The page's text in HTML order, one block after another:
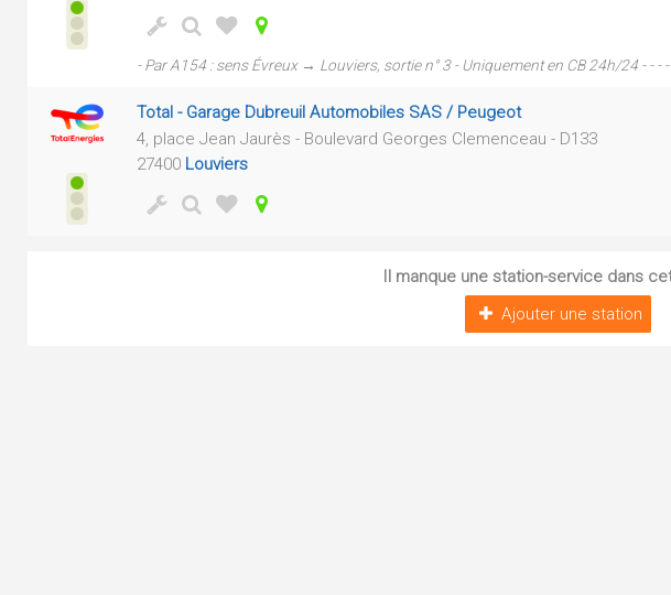
- Par A154 : sens Évreux → Louviers, sortie n° 3 - Uniquement en CB 24h/24 - - - -
Total - Garage Dubreuil Automobiles SAS / Peugeot
4, place Jean Jaurès - Boulevard Georges Clemenceau - D133
27400 Louviers
Il manque une station-service dans
Ajouter une station